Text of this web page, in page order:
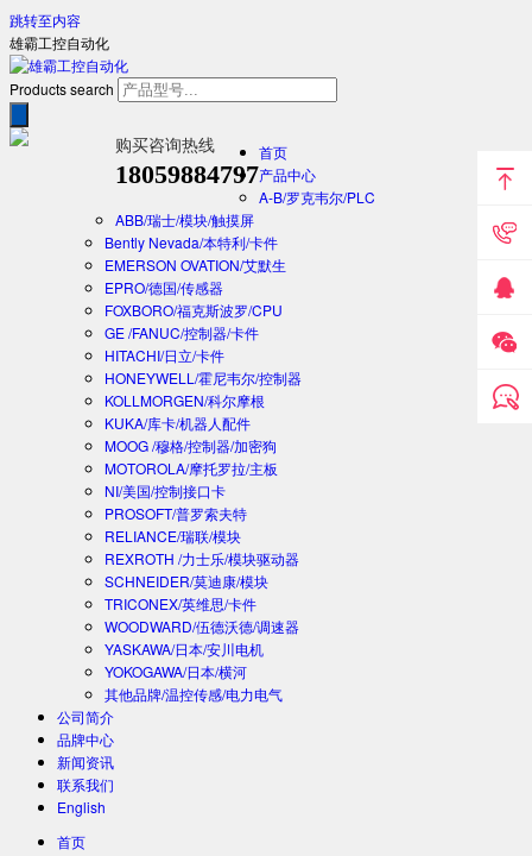
跳转至内容
雄霸工控自动化
Products search
购买咨询热线
18059884797
首页
产品中心
A-B/罗克韦尔/PLC
ABB/瑞士/模块/触摸屏
Bently Nevada/本特利/卡件
EMERSON OVATION/艾默生
EPRO/德国/传感器
FOXBORO/福克斯波罗/CPU
GE /FANUC/控制器/卡件
HITACHI/日立/卡件
HONEYWELL/霍尼韦尔/控制器
KOLLMORGEN/科尔摩根
KUKA/库卡/机器人配件
MOOG /穆格/控制器/加密狗
MOTOROLA/摩托罗拉/主板
NI/美国/控制接口卡
PROSOFT/普罗索夫特
RELIANCE/瑞联/模块
REXROTH /力士乐/模块驱动器
SCHNEIDER/莫迪康/模块
TRICONEX/英维思/卡件
WOODWARD/伍德沃德/调速器
YASKAWA/日本/安川电机
YOKOGAWA/日本/横河
其他品牌/温控传感/电力电气
公司简介
品牌中心
新闻资讯
联系我们
English
首页